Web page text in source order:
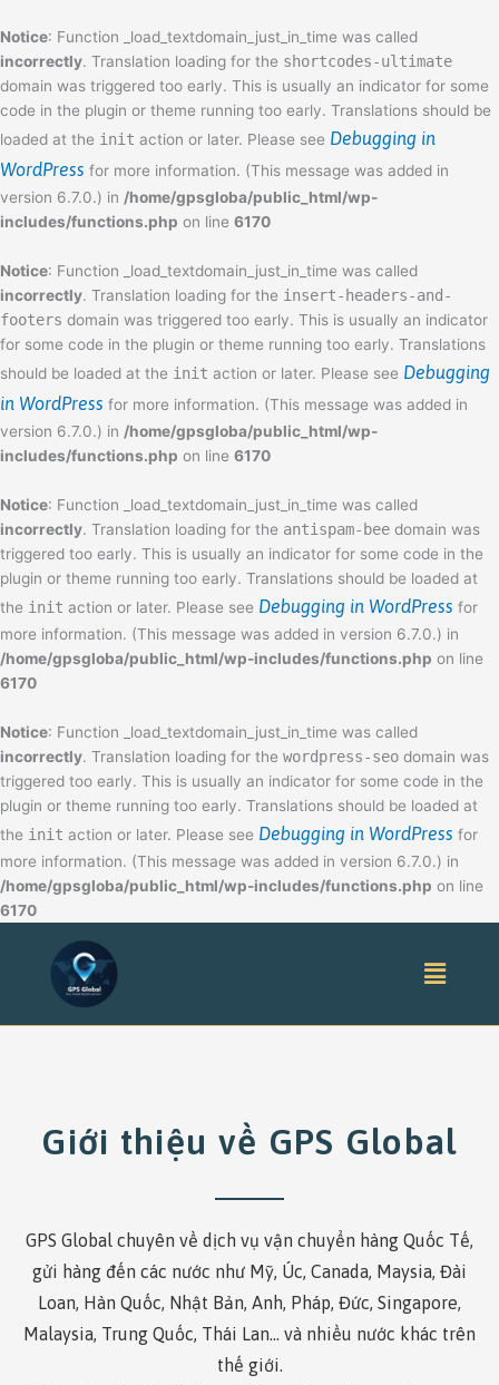
Notice: Function _load_textdomain_just_in_time was called
incorrectly. Translation loading for the shortcodes-ultimate
domain was triggered too early. This is usually an indicator for some
code in the plugin or theme running too early. Translations should be
loaded at the init action or later. Please see Debugging in
WordPress for more information. (This message was added in
version 6.7.0.) in /home/gpsgloba/public_html/wp-
includes/functions.php on line 6170
Notice: Function _load_textdomain_just_in_time was called
incorrectly. Translation loading for the insert-headers-and-
footers domain was triggered too early. This is usually an indicator
for some code in the plugin or theme running too early. Translations
should be loaded at the init action or later. Please see Debugging
in WordPress for more information. (This message was added in
version 6.7.0.) in /home/gpsgloba/public_html/wp-
includes/functions.php on line 6170
Notice: Function _load_textdomain_just_in_time was called
incorrectly. Translation loading for the antispam-bee domain was
triggered too early. This is usually an indicator for some code in the
plugin or theme running too early. Translations should be loaded at
the init action or later. Please see Debugging in WordPress for
more information. (This message was added in version 6.7.0.) in
/home/gpsgloba/public_html/wp-includes/functions.php on line
6170
Notice: Function _load_textdomain_just_in_time was called
incorrectly. Translation loading for the wordpress-seo domain was
triggered too early. This is usually an indicator for some code in the
plugin or theme running too early. Translations should be loaded at
the init action or later. Please see Debugging in WordPress for
more information. (This message was added in version 6.7.0.) in
/home/gpsgloba/public_html/wp-includes/functions.php on line
6170
to
content
Giới thiệu về GPS Global
GPS Global chuyên về dịch vụ vận chuyển hàng Quốc Tế,
gửi hàng đến các nước như Mỹ, Úc, Canada, Maysia, Đài
Loan, Hàn Quốc, Nhật Bản, Anh, Pháp, Đức, Singapore,
Malaysia, Trung Quốc, Thái Lan… và nhiều nước khác trên
thế giới.